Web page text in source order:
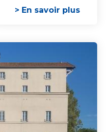
> En savoir plus